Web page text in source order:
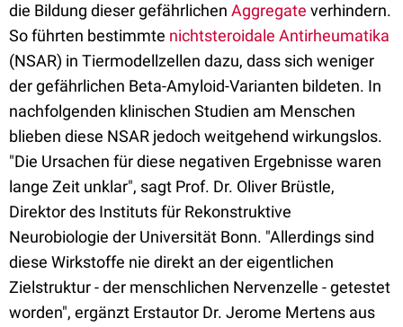
die Bildung dieser gefährlichen Aggregate verhindern.
So führten bestimmte nichtsteroidale Antirheumatika
(NSAR) in Tiermodellzellen dazu, dass sich weniger
der gefährlichen Beta-Amyloid-Varianten bildeten. In
nachfolgenden klinischen Studien am Menschen
blieben diese NSAR jedoch weitgehend wirkungslos.
"Die Ursachen für diese negativen Ergebnisse waren
lange Zeit unklar", sagt Prof. Dr. Oliver Brüstle,
Direktor des Instituts für Rekonstruktive
Neurobiologie der Universität Bonn. "Allerdings sind
diese Wirkstoffe nie direkt an der eigentlichen
Zielstruktur - der menschlichen Nervenzelle - getestet
worden", ergänzt Erstautor Dr. Jerome Mertens aus